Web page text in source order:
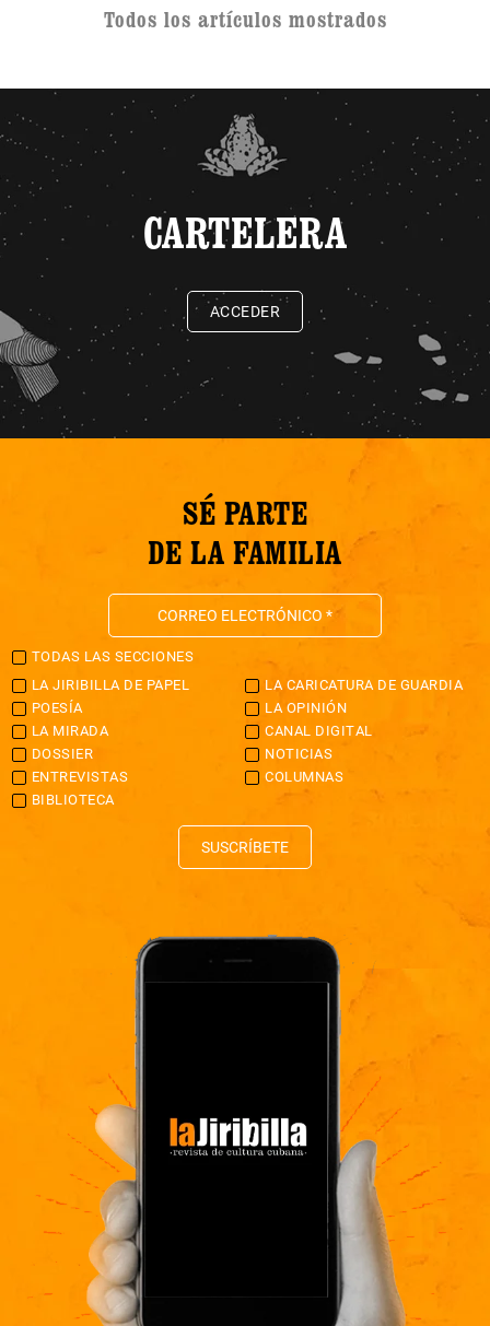
Todos los artículos mostrados
CARTELERA
ACCEDER
SÉ PARTE
DE LA FAMILIA
TODAS LAS SECCIONES
LA JIRIBILLA DE PAPEL
LA CARICATURA DE GUARDIA
POESÍA
LA OPINIÓN
LA MIRADA
CANAL DIGITAL
DOSSIER
NOTICIAS
ENTREVISTAS
COLUMNAS
BIBLIOTECA
SUSCRÍBETE